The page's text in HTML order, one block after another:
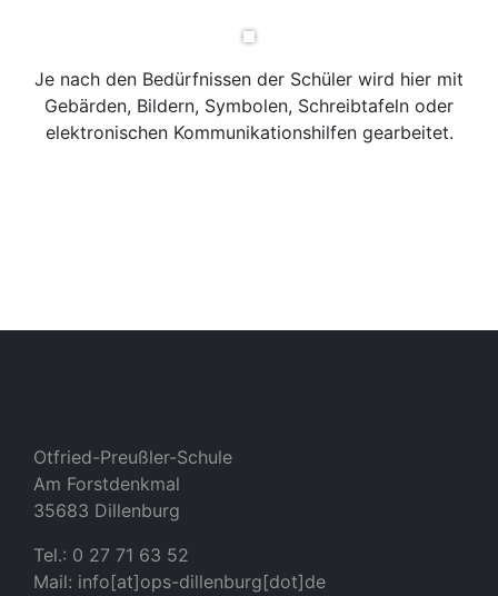
Je nach den Bedürfnissen der Schüler wird hier mit
Gebärden, Bildern, Symbolen, Schreibtafeln oder
elektronischen Kommunikationshilfen gearbeitet.
Otfried-Preußler-Schule
Am Forstdenkmal
35683 Dillenburg
Tel.: 0 27 71 63 52
Mail: info[at]ops-dillenburg[dot]de